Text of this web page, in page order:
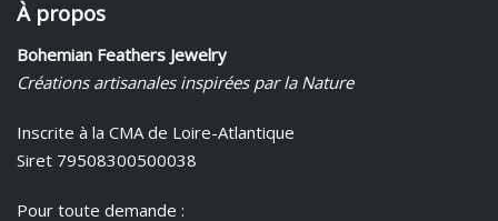
À propos
Bohemian Feathers Jewelry
Créations artisanales inspirées par la Nature
Inscrite à la CMA de Loire-Atlantique
Siret 79508300500038
Pour toute demande :